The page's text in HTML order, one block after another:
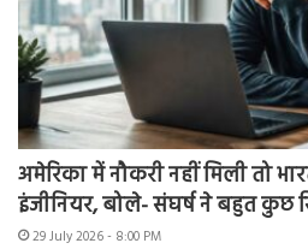
अमेरिका में नौकरी नहीं मिली तो
इंजीनियर, बोले- संघर्ष ने बहुत कुछ
29 July 2026 - 8:00 PM